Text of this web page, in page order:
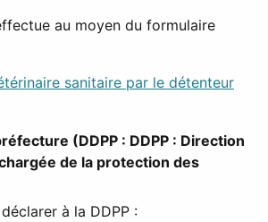
au moyen du formulaire
sanitaire par le détenteur
(DDPP : DDPP : Direction
de la protection des
à la DDPP :